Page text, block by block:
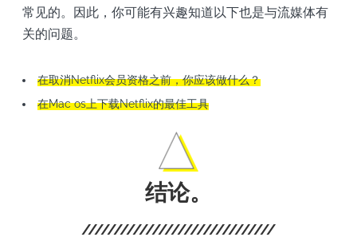
常见的。因此，你可能有兴趣知道以下也是与流媒体有
关的问题。
在取消Netflix会员资格之前，你应该做什么？
在Mac os上下载Netflix的最佳工具
结论。